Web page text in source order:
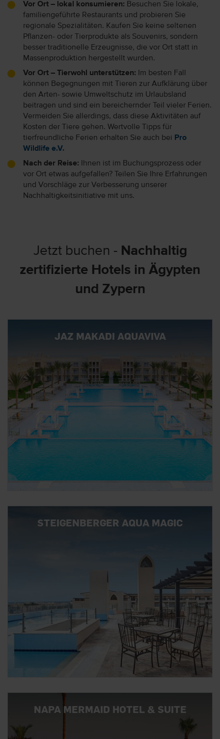
Vor Ort – lokal konsumieren: Besuchen Sie lokale,
familiengeführte Restaurants und probieren Sie
regionale Spezialitäten. Kaufen Sie keine seltenen
Pflanzen- oder Tierprodukte als Souvenirs, sondern
besser traditionelle Erzeugnisse, die vor Ort statt in
Massenproduktion hergestellt wurden.
Vor Ort – Tierwohl unterstützen: Im besten Fall
können Begegnungen mit Tieren zur Aufklärung über
den Arten- sowie Umweltschutz im Urlaubsland
beitragen und sind ein bereichernder Teil vieler Ferien.
Vermeiden Sie allerdings, dass diese Aktivitäten auf
Kosten der Tiere gehen. Wertvolle Tipps für
tierfreundliche Ferien erhalten Sie auch bei Pro
Wildlife e.V.
Nach der Reise: Ihnen ist im Buchungsprozess oder
vor Ort etwas aufgefallen? Teilen Sie Ihre Erfahrungen
und Vorschläge zur Verbesserung unserer
Nachhaltigkeitsinitiative mit uns.
Jetzt buchen - Nachhaltig
zertifizierte Hotels in Ägypten
und Zypern
JAZ MAKADI AQUAVIVA
STEIGENBERGER AQUA MAGIC
NAPA MERMAID HOTEL & SUITE